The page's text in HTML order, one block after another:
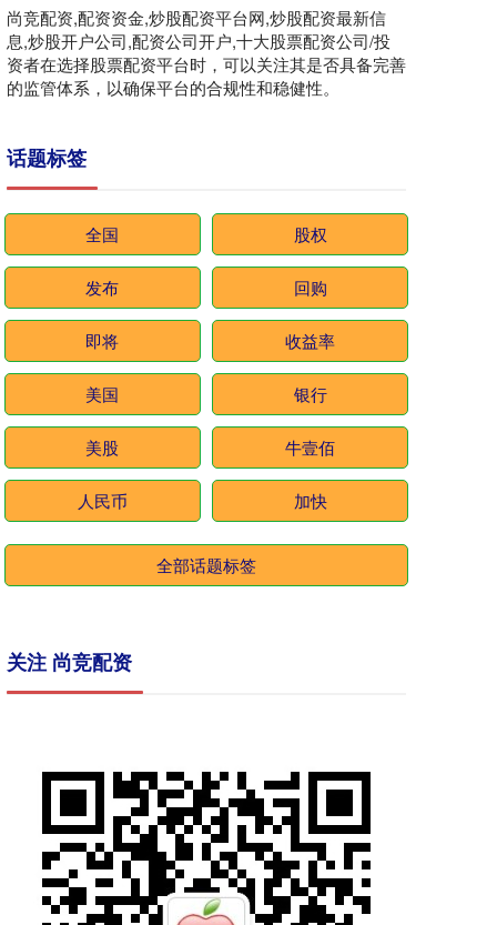
尚竞配资,配资资金,炒股配资平台网,炒股配资最新信
息,炒股开户公司,配资公司开户,十大股票配资公司/投
资者在选择股票配资平台时，可以关注其是否具备完善
的监管体系，以确保平台的合规性和稳健性。
话题标签
全国 股权
发布 回购
即将 收益率
美国 银行
美股 牛壹佰
人民币 加快
全部话题标签
关注 尚竞配资